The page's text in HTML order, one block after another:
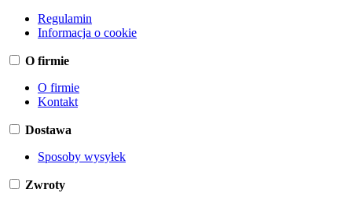
Regulamin
Informacja o cookie
O firmie
O firmie
Kontakt
Dostawa
Sposoby wysyłek
Zwroty